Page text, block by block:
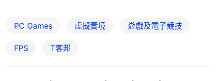
PC Games 虛擬實境 遊戲及電子競技
FPS T客邦